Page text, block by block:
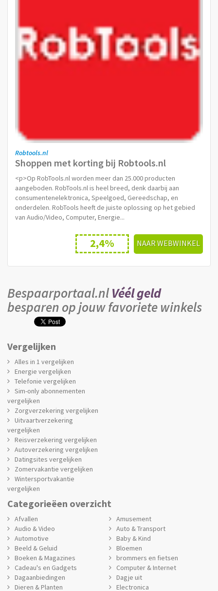
Robtools.nl
Shoppen met korting bij Robtools.nl
<p>Op RobTools.nl worden meer dan 25.000 producten
aangeboden. RobTools.nl is heel breed, denk daarbij aan
consumentenelektronica, Speelgoed, Gereedschap, en
onderdelen. RobTools heeft de juiste oplossing op het gebied
van Audio/Video, Computer, Energie...
NAAR WEBWINKEL
2,4%
Bespaarportaal.nlVéél geld
besparen op jouw favoriete winkels
Vergelijken
Alles in 1 vergelijken
Energie vergelijken
Telefonie vergelijken
Sim-only abonnementen
vergelijken
Zorgverzekering vergelijken
Uitvaartverzekering
vergelijken
Reisverzekering vergelijken
Autoverzekering vergelijken
Datingsites vergelijken
Zomervakantie vergelijken
Wintersportvakantie
vergelijken
Categorieëen overzicht
Afvallen
Amusement
Audio & Video
Auto & Transport
Automotive
Baby & Kind
Beeld & Geluid
Bloemen
Boeken & Magazines
brommers en fietsen
Cadeau's en Gadgets
Computer & Internet
Dagaanbiedingen
Dagje uit
Dieren & Planten
Electronica